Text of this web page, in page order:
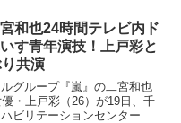
宮和也24時間テレビ内ド
す青年演技！上戸彩と
共演
グループ『嵐』の二宮和也
優・上戸彩（26）が19日、千
ビリテーションセンター